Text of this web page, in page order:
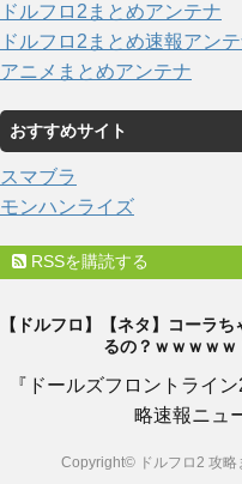
ドルフロ2まとめアンテナ
ドルフロ2まとめ速報アン
アニメまとめアンテナ
おすすめサイト
スマブラ
モンハンライズ
RSSを購読する
【ドルフロ】【ネタ】コーラ
るの？ｗｗｗｗ
『ドールズフロントライ
略速報ニュ
Copyright© ドルフロ2 攻